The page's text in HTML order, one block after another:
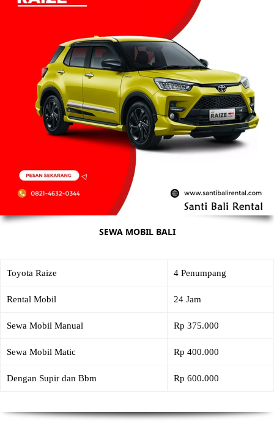
SEWA MOBIL BALI
Toyota Raize 4 Penumpang
Rental Mobil 24 Jam
Sewa Mobil Manual Rp 375.000
Sewa Mobil Matic Rp 400.000
Dengan Supir dan Bbm Rp 600.000